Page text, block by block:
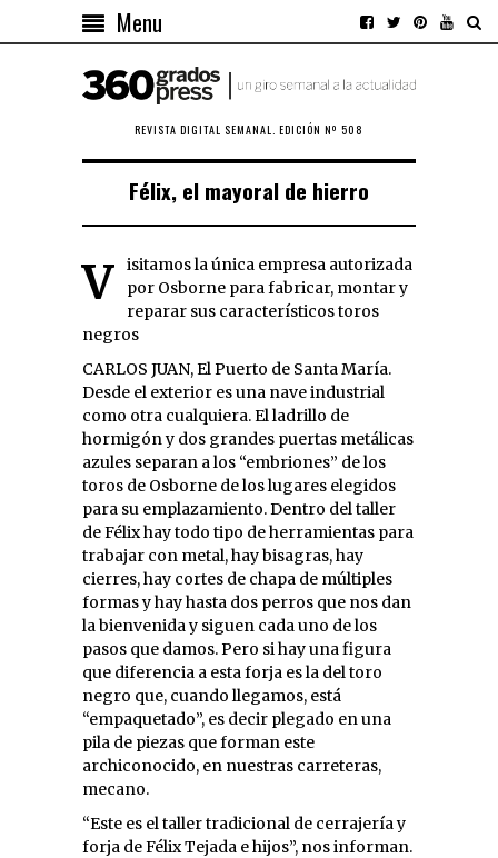
Menu
REVISTA DIGITAL SEMANAL. EDICIÓN Nº 508
Félix, el mayoral de hierro
Visitamos la única empresa autorizada
por Osborne para fabricar, montar y
reparar sus característicos toros
negros
CARLOS JUAN, El Puerto de Santa María.
Desde el exterior es una nave industrial
como otra cualquiera. El ladrillo de
hormigón y dos grandes puertas metálicas
azules separan a los “embriones” de los
toros de Osborne de los lugares elegidos
para su emplazamiento. Dentro del taller
de Félix hay todo tipo de herramientas para
trabajar con metal, hay bisagras, hay
cierres, hay cortes de chapa de múltiples
formas y hay hasta dos perros que nos dan
la bienvenida y siguen cada uno de los
pasos que damos. Pero si hay una figura
que diferencia a esta forja es la del toro
negro que, cuando llegamos, está
“empaquetado”, es decir plegado en una
pila de piezas que forman este
archiconocido, en nuestras carreteras,
mecano.
“Este es el taller tradicional de cerrajería y
forja de Félix Tejada e hijos”, nos informan.